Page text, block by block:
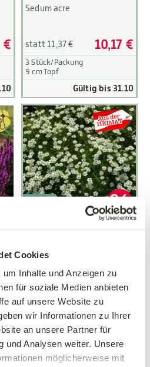
Cookies
Inhalte und Anzeigen zu
für soziale Medien anbieten
auf unsere Website zu
wir Informationen zu Ihrer
an unsere Partner für
und Analysen weiter. Unsere
möglicherweise mit
€
Sedum acre
statt 11,37 € 10,17 €
3 Stück/Packung
9 cm Topf
Gültig bis 31.10
€
Sternmoos
statt 11,37 € 10,17 €
3 Stück/Packung
9 cm Topf